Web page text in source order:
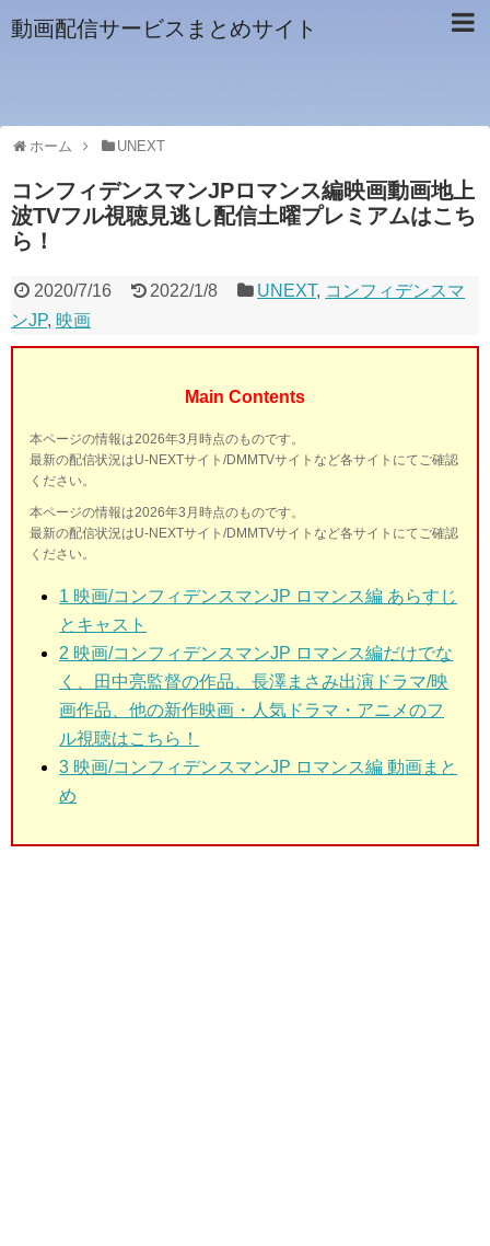
動画配信サービスまとめサイト
ホーム UNEXT
コンフィデンスマンJPロマンス編映画動画地上
波TVフル視聴見逃し配信土曜プレミアムはこち
ら！
2020/7/16 2022/1/8 UNEXT, コンフィデンスマ
ンJP, 映画
Main Contents
本ページの情報は2026年3月時点のものです。
最新の配信状況はU-NEXTサイト/DMMTVサイトなど各サイトにてご確認
ください。
本ページの情報は2026年3月時点のものです。
最新の配信状況はU-NEXTサイト/DMMTVサイトなど各サイトにてご確認
ください。
1 映画/コンフィデンスマンJP ロマンス編 あらすじ
とキャスト
2 映画/コンフィデンスマンJP ロマンス編だけでな
く、田中亮監督の作品、長澤まさみ出演ドラマ/映
画作品、他の新作映画・人気ドラマ・アニメのフ
ル視聴はこちら！
3 映画/コンフィデンスマンJP ロマンス編 動画まと
め